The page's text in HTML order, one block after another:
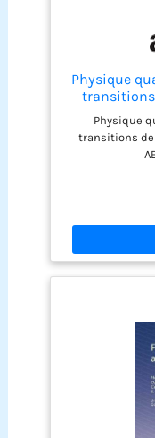
Physique
transitions
Physique
transitions de